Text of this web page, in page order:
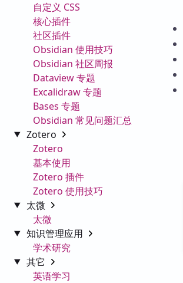
自定义 CSS
核心插件
社区插件
Obsidian 使用技巧
Obsidian 社区周报
Dataview 专题
Excalidraw 专题
Bases 专题
Obsidian 常见问题汇总
Zotero
Zotero
基本使用
Zotero 插件
Zotero 使用技巧
太微
太微
知识管理应用
学术研究
其它
英语学习